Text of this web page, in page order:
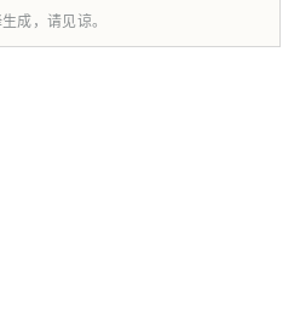
成，请见谅。